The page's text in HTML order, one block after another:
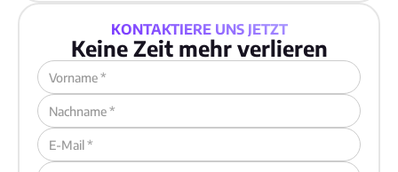
KONTAKTIERE UNS JETZT
Keine Zeit mehr verlieren